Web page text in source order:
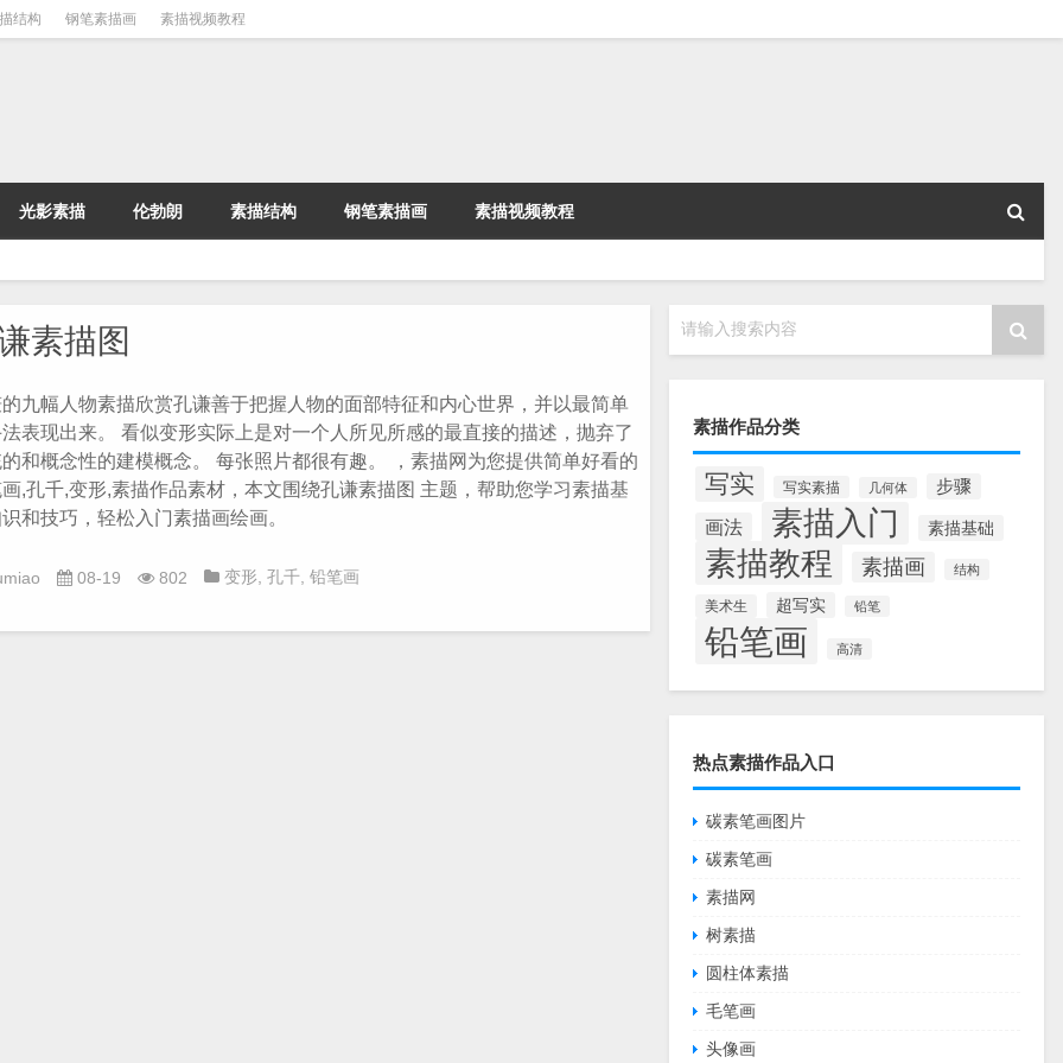
结构 钢笔素描画 素描视频教程
光影素描 伦勃朗 素描结构 钢笔素描画 素描视频教程
素描图
九幅人物素描欣赏孔谦善于把握人物的面部特征和内心世界，并以最简单
表现出来。 看似变形实际上是对一个人所见所感的最直接的描述，抛弃了
和概念性的建模概念。 每张照片都很有趣。 ，素描网为您提供简单好看的
,孔千,变形,素描作品素材，本文围绕孔谦素描图 主题，帮助您学习素描基
和技巧，轻松入门素描画绘画。
08-19 802 变形 孔千 铅笔画
请输入搜索内容
素描作品分类
写实 写实素描 几何体 步骤
画法 素描入门 素描基础
素描教程 素描画 结构
美术生 超写实 铅笔
铅笔画 高清
热点素描作品入口
碳素笔画图片
碳素笔画
素描网
树素描
圆柱体素描
毛笔画
头像画